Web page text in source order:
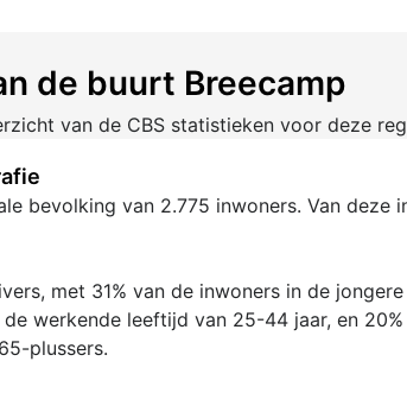
de buurt Breecamp
van de CBS statistieken voor deze
bevolking van 2.775 inwoners. Van deze
met 31% van de inwoners in de
werkende leeftijd van 25-44 jaar, en
plussers.